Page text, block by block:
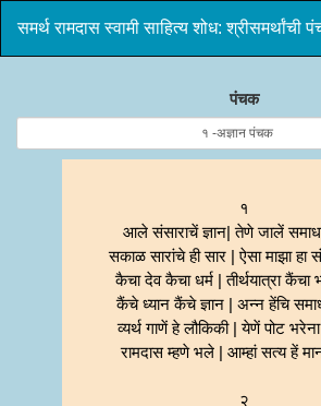
समर्थ रामदास स्वामी साहित्य शोध: श्रीसमर्थांची
पंचक
१
आले संसाराचें ज्ञान| तेणे जालें
सकाळ सारांचे ही सार | ऐसा माझा हा
कैचा देव कैचा धर्म | तीर्थयात्रा
कैंचे ध्यान कैंचे ज्ञान | अन्न हेंचि
व्यर्थ गाणें हे लौकिकी | येणें पोट
रामदास म्हणे भले | आम्हां सत्य हें
२